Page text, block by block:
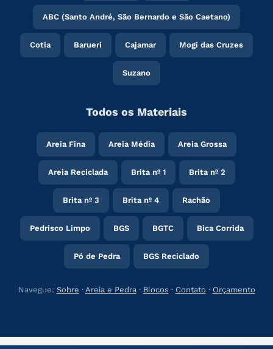
ABC (Santo André, São Bernardo e São Caetano)
Cotia Barueri Cajamar Mogi das Cruzes
Suzano
Todos os Materiais
Areia Fina Areia Média Areia Grossa
Areia Reciclada Brita nº 1 Brita nº 2
Brita nº 3 Brita nº 4 Rachão
Pedrisco Limpo BGS BGTC Bica Corrida
Pó de Pedra BGS Reciclado
Navegue: Sobre · Areia e Pedra· Blocos · Contato · Orçamento